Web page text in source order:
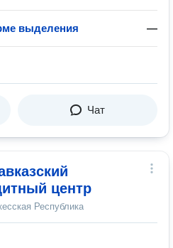
выделения —
Чат
центр
Республика